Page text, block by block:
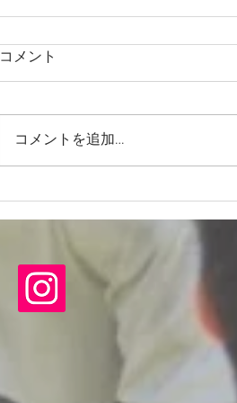
2026/6/28愛知県社会人サッカ
ーリーグ１部 第１３節
コメント
コメントを追加…